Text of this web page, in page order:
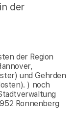
der
der Region
und Gehrden
) noch
Ronnenberg